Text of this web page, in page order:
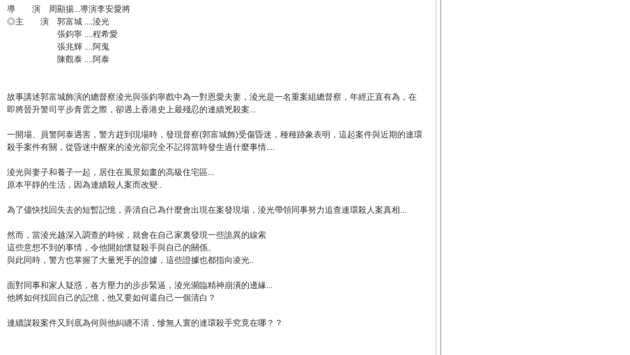
導 演 周顯揚...導演李安愛將
◎主 演 郭富城 ....淩光
張鈞寧 ....程希愛
張兆輝 ....阿鬼
陳觀泰 ....阿泰
故事講述郭富城飾演的總督察淩光與張鈞寧戲中為一對恩愛夫妻，淩光是一名重案組總督察，年經正直有為，在
即將晉升警司平步青雲之際，卻遇上香港史上最殘忍的連續兇殺案...
一開場、員警阿泰遇害，警方趕到現場時，發現督察(郭富城飾)受傷昏迷，種種跡象表明，這起案件與近期的連環
殺手案件有關，從昏迷中醒來的淩光卻完全不記得當時發生過什麼事情....
淩光與妻子和養子一起，居住在風景如畫的高級住宅區...
原本平靜的生活，因為連續殺人案而改變..
為了儘快找回失去的短暫記憶，弄清自己為什麼會出現在案發現場，淩光帶領同事努力追查連環殺人案真相...
然而，當淩光越深入調查的時候，就會在自己家裏發現一些詭異的線索
這些意想不到的事情，令他開始懷疑殺手與自己的關係、
與此同時，警方也掌握了大量兇手的證據，這些證據也都指向凌光..
面對同事和家人疑惑，各方壓力的步步緊逼，淩光瀕臨精神崩潰的邊緣...
他將如何找回自己的記憶，他又要如何還自己一個清白？
連續謀殺案件又到底為何與他糾纏不清，慘無人寰的連環殺手究竟在哪？？